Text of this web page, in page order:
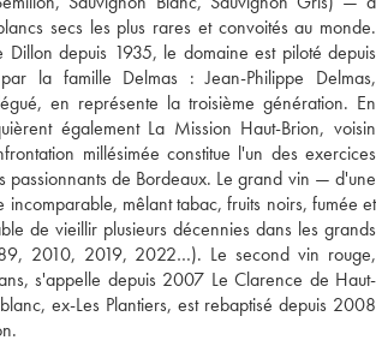
secs les plus rares et convoités au monde.
Dillon depuis 1935, le domaine est piloté depuis
la famille Delmas : Jean-Philippe Delmas,
en représente la troisième génération. En
également La Mission Haut-Brion, voisin
millésimée constitue l'un des exercices
passionnants de Bordeaux. Le grand vin — d'une
incomparable, mêlant tabac, fruits noirs, fumée et
de vieillir plusieurs décennies dans les grands
2010, 2019, 2022…). Le second vin rouge,
s'appelle depuis 2007 Le Clarence de Haut-
ex-Les Plantiers, est rebaptisé depuis 2008